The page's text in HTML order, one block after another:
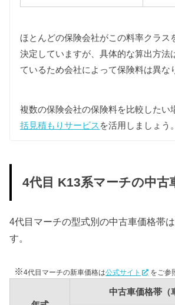
1000〜1500kgの課税クラスとなり
型式
K13
自賠責
燃料と想定実燃費をもとに燃料代
ほとんどの保険会社がこの料率クラス
決定していますが、具体的な算出方法
ているため会社によって保険料は異な
複数の保険会社の保険料を比較したい
括見積もりサービス を活用しましょう。
4代目 K13系マーチの中古
4代目マーチの型式別の中古車価格帯
す。
※4代目マーチの新車価格は公式サイト をご参
中古車価格帯（